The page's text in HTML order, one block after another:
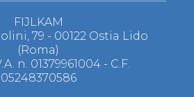
FIJLKAM
79 - 00122 Ostia Lido
(Roma)
n. 01379961004 - C.F.
05248370586